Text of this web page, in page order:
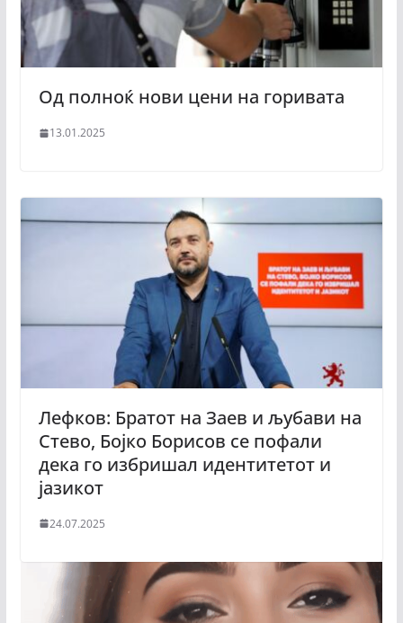
Од полноќ нови цени на горивата
13.01.2025
Лефков: Братот на Заев и љубави на
Стево, Бојко Борисов се пофали
дека го избришал идентитетот и
јазикот
24.07.2025